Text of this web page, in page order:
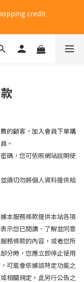
on their first
的顧客，加入會員下單購
。
碼，您可依照網站說明使
請切勿將個人資料提供給
本服務條款提供本站各項
示您已閱讀、了解並同意
務條款的內容，或者您所
分時，您應立即停止使用
可能會依據該特定功能之
相關規定。此另行公告之